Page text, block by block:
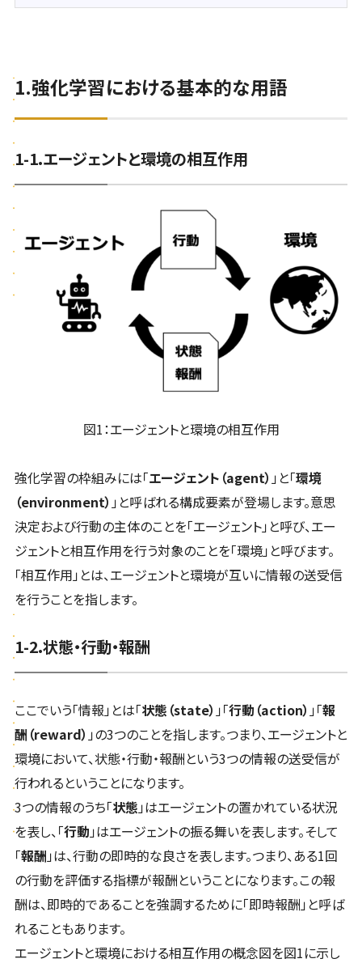
1.強化学習における基本的な用語
1-1.エージェントと環境の相互作用
図1：エージェントと環境の相互作用
強化学習の枠組みには「エージェント（agent） 」と「環境
（environment） 」と呼ばれる構成要素が登場します。意思
決定および行動の主体のことを「エージェント」と呼び、エー
ジェントと相互作用を行う対象のことを「環境」と呼びます。
「相互作用」とは、エージェントと環境が互いに情報の送受信
を行うことを指します。
1-2.状態・行動・報酬
ここでいう「情報」とは「状態（state） 」「行動（action） 」「報
酬（reward） 」の3つのことを指します。つまり、エージェントと
環境において、状態・行動・報酬という3つの情報の送受信が
行われるということになります。
3つの情報のうち「状態」はエージェントの置かれている状況
を表し、「行動」はエージェントの振る舞いを表します。そして
「報酬」は、行動の即時的な良さを表します。つまり、ある1回
の行動を評価する指標が報酬ということになります。この報
酬は、即時的であることを強調するために「即時報酬」と呼ば
れることもあります。
エージェントと環境における相互作用の概念図を図1に示し